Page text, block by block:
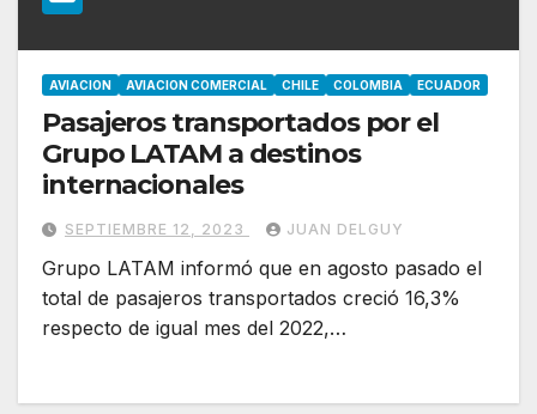
AVIACION AVIACION COMERCIAL CHILE COLOMBIA ECUADOR
Pasajeros transportados por el
Grupo LATAM a destinos
internacionales
SEPTIEMBRE 12, 2023 JUAN DELGUY
Grupo LATAM informó que en agosto pasado el
total de pasajeros transportados creció 16,3%
respecto de igual mes del 2022,…